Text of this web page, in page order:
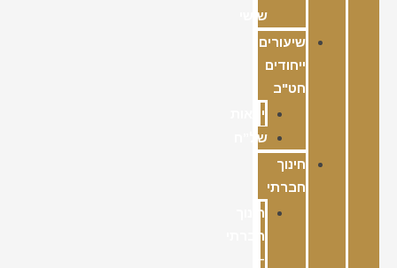
שישי
שיעורים
ייחודים
חט"ב
ימאות
של”ח
חינוך
חברתי
חינוך
חברתי
–